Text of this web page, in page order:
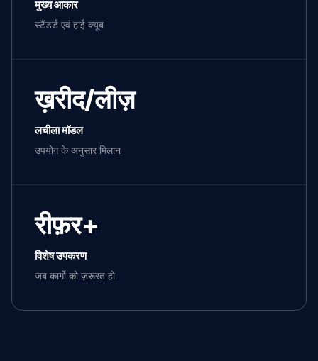
मुख्य आकार
स्टैंडर्ड एवं हाई क्यूब
ख़रीद/लीज़
लचीला मॉडल
उपयोग के अनुसार मिलान
रीफ़र+
विशेष उपकरण
जब कार्गो को ज़रूरत हो